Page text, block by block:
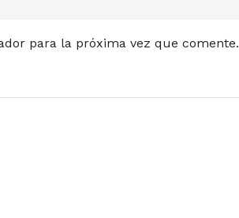
para la próxima vez que comente.